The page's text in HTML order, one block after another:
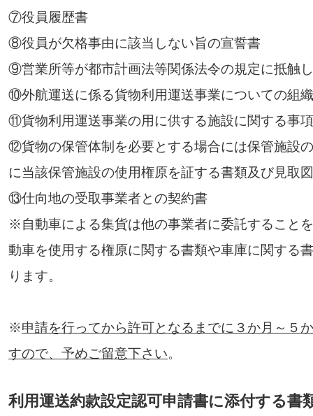
⑦役員履歴書
⑧役員が欠格事由に該当しない旨の宣誓書
⑨営業所等が都市計画法等関係法令の規定に抵触
⑩外航運送に係る貨物利用運送事業についての組
⑪貨物利用運送事業の用に供する施設に関する事
⑫貨物の保管体制を必要とする場合には保管施設
に当該保管施設の使用権原を証する書類及び見取図
⑬仕向地の受取事業者との契約書
※自動車による集貨は他の事業者に委託すること
動車を使用する権原に関する書類や車庫に関する
ります。
※申請を行ってから許可となるまでに３か月～５
すので、予めご留意下さい。
利用運送約款設定認可申請書に添付する書